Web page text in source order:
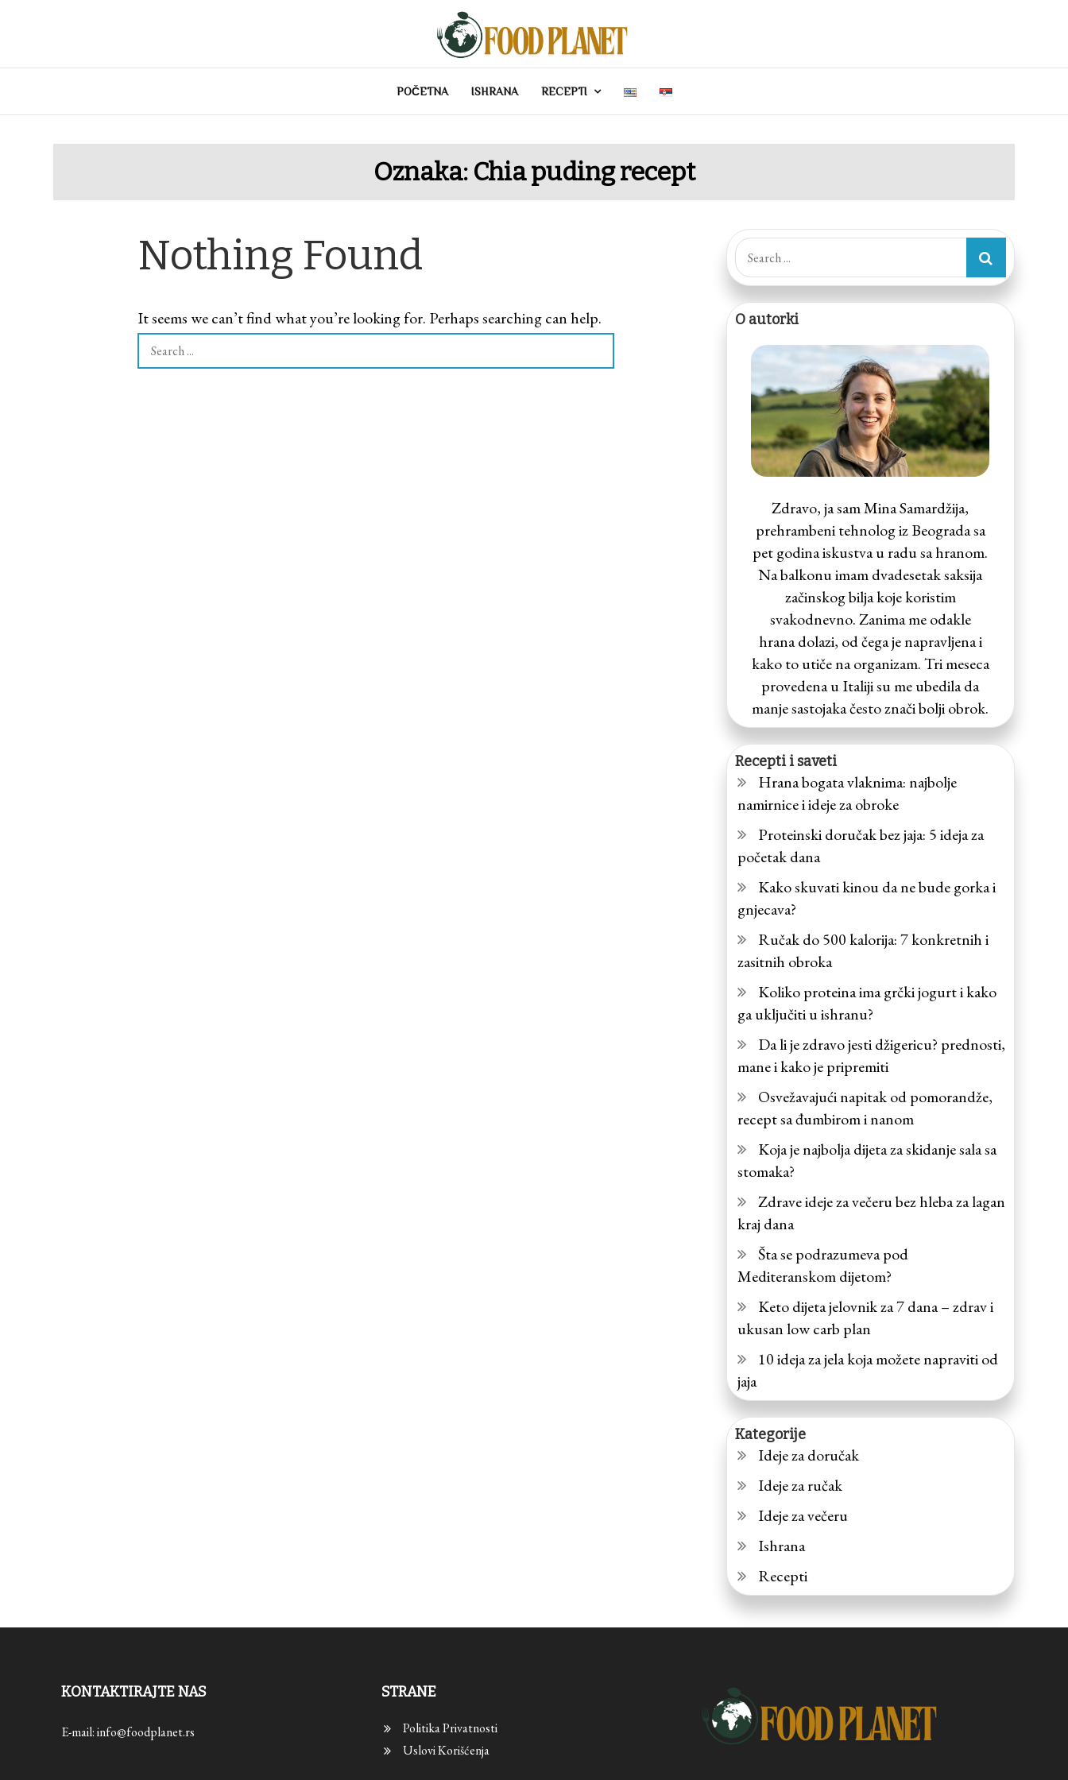
Food Planet
Zdravi recepti i saveti
POČETNA ISHRANA RECEPTI
Oznaka: Chia puding recept
Nothing Found
It seems we can’t find what you’re looking for. Perhaps searching can help.
Search
for:
Search
for:
O autorki
Zdravo, ja sam Mina Samardžija,
prehrambeni tehnolog iz Beograda sa
pet godina iskustva u radu sa hranom.
Na balkonu imam dvadesetak saksija
začinskog bilja koje koristim
svakodnevno. Zanima me odakle
hrana dolazi, od čega je napravljena i
kako to utiče na organizam. Tri meseca
provedena u Italiji su me ubedila da
manje sastojaka često znači bolji obrok.
Recepti i saveti
Hrana bogata vlaknima: najbolje
namirnice i ideje za obroke
Proteinski doručak bez jaja: 5 ideja za
početak dana
Kako skuvati kinou da ne bude gorka i
gnjecava?
Ručak do 500 kalorija: 7 konkretnih i
zasitnih obroka
Koliko proteina ima grčki jogurt i kako
ga uključiti u ishranu?
Da li je zdravo jesti džigericu? prednosti,
mane i kako je pripremiti
Osvežavajući napitak od pomorandže,
recept sa đumbirom i nanom
Koja je najbolja dijeta za skidanje sala sa
stomaka?
Zdrave ideje za večeru bez hleba za lagan
kraj dana
Šta se podrazumeva pod
Mediteranskom dijetom?
Keto dijeta jelovnik za 7 dana – zdrav i
ukusan low carb plan
10 ideja za jela koja možete napraviti od
jaja
Kategorije
Ideje za doručak
Ideje za ručak
Ideje za večeru
Ishrana
Recepti
KONTAKTIRAJTE NAS
E-mail: info@foodplanet.rs
STRANE
Politika Privatnosti
Uslovi Korišćenja